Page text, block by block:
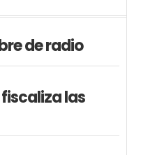
de radio
las